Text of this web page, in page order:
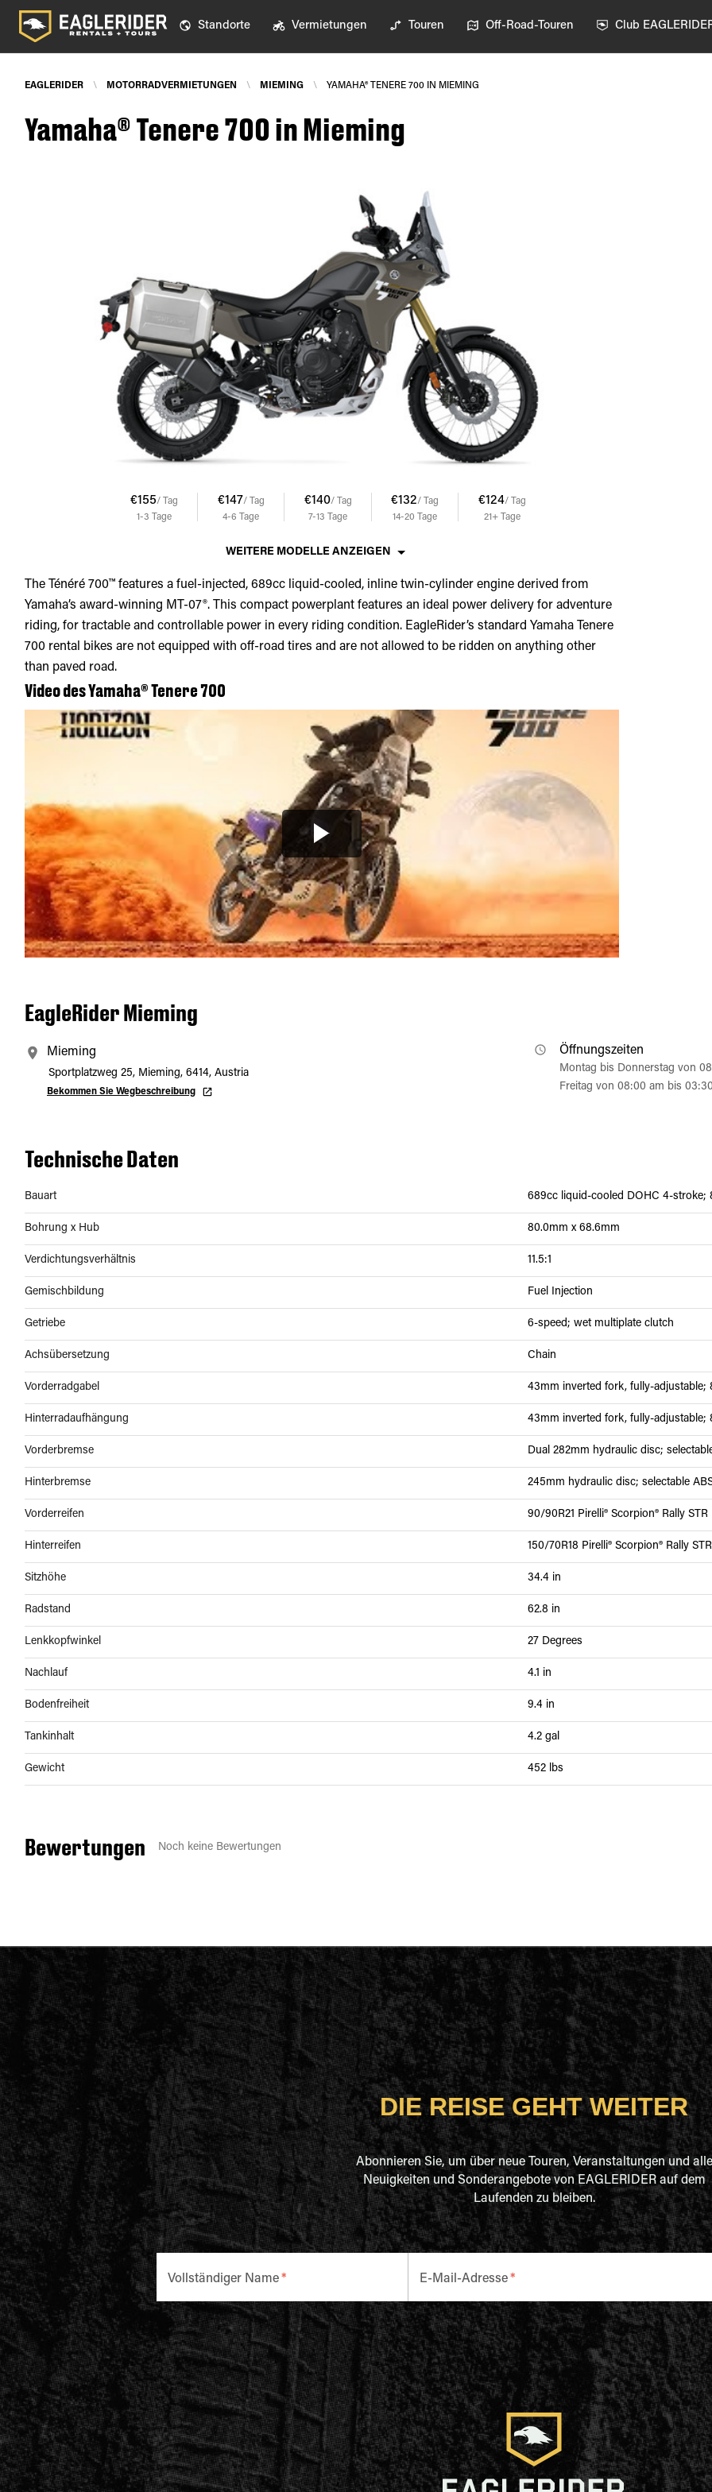
Standorte Vermietungen Touren Off-Road-Touren Club
EAGLERIDER \ MOTORRADVERMIETUNGEN \ MIEMING \ YAMAHA® TENERE 700 IN MIEMING
Yamaha® Tenere 700 in Mieming
€155/ Tag
1-3
Tage
€147/ Tag
4-6
Tage
€140/ Tag
7-13
Tage
€132/ Tag
14-20
Tage
€124/ Tag
21+
Tage
WEITERE MODELLE ANZEIGEN
The Ténéré 700™ features a fuel-injected, 689cc liquid-cooled, inline twin-cylinder engine derived from
Yamaha’s award-winning MT-07®. This compact powerplant features an ideal power delivery for adventure
riding, for tractable and controllable power in every riding condition. EagleRider’s standard Yamaha Tenere
700 rental bikes are not equipped with off-road tires and are not allowed to be ridden on anything other
than paved road.
Video des Yamaha® Tenere 700
EagleRider Mieming
Mieming
Sportplatzweg 25, Mieming, 6414, Austria
Bekommen Sie Wegbeschreibung
Öffnungszeiten
Montag bis Donnerstag von
Freitag von 08:00 am bis
Technische Daten
Bauart 689cc liquid-cooled DOHC 4-stroke;
Bohrung x Hub 80.0mm x 68.6mm
Verdichtungsverhältnis 11.5:1
Gemischbildung Fuel Injection
Getriebe 6-speed; wet multiplate clutch
Achsübersetzung Chain
Vorderradgabel 43mm inverted fork, fully-adjustable;
Hinterradaufhängung 43mm inverted fork, fully-adjustable;
Vorderbremse Dual 282mm hydraulic disc;
Hinterbremse 245mm hydraulic disc; selectable
Vorderreifen 90/90R21 Pirelli® Scorpion® Rally STR
Hinterreifen 150/70R18 Pirelli® Scorpion® Rally STR
Sitzhöhe 34.4 in
Radstand 62.8 in
Lenkkopfwinkel 27 Degrees
Nachlauf 4.1 in
Bodenfreiheit 9.4 in
Tankinhalt 4.2 gal
Gewicht 452 lbs
Bewertungen Noch keine Bewertungen
DIE REISE GEHT WEITER
Abonnieren Sie, um über neue Touren, Veranstaltungen und alle
Neuigkeiten und Sonderangebote von EAGLERIDER auf dem
Laufenden zu bleiben.
Vollständiger Name * E-Mail-Adresse *